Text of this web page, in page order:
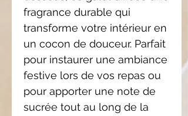
fragrance durable qui
transforme votre intérieur en
un cocon de douceur. Parfait
pour instaurer une ambiance
festive lors de vos repas ou
pour apporter une note de
sucrée tout au long de la